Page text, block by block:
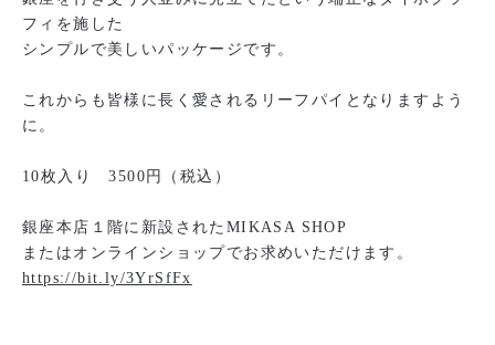
フィを施した
シンプルで美しいパッケージです。
これからも皆様に長く愛されるリーフパイとなりますよう
に。
10枚入り 3500円（税込）
銀座本店１階に新設されたMIKASA SHOP
またはオンラインショップでお求めいただけます。
https://bit.ly/3YrSfFx